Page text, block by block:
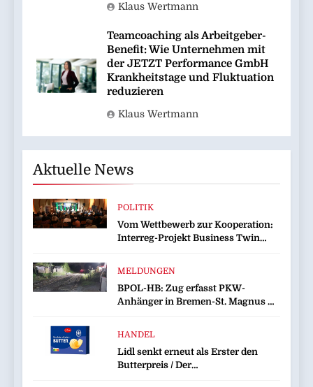
Klaus Wertmann
Teamcoaching als Arbeitgeber-
Benefit: Wie Unternehmen mit
der JETZT Performance GmbH
Krankheitstage und Fluktuation
reduzieren
Klaus Wertmann
Aktuelle News
POLITIK
Vom Wettbewerb zur Kooperation:
Interreg-Projekt Business Twin
MELDUNGEN
BPOL-HB: Zug erfasst PKW-
Anhänger in Bremen-St. Magnus –
HANDEL
Lidl senkt erneut als Erster den
Butterpreis / Der